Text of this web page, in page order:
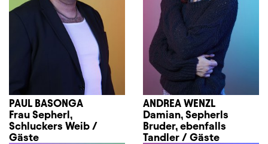
PAUL BASONGA
Frau Sepherl,
Schluckers Weib /
Gäste
ANDREA WENZL
Damian, Sepherls
Bruder, ebenfalls
Tandler / Gäste